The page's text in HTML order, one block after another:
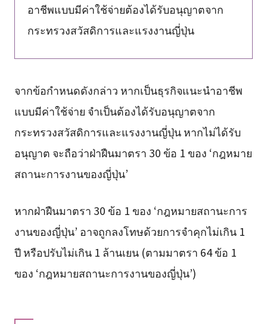
อาชีพแบบมีค่าใช้จ่ายต้องได้รับอนุญาตจาก
กระทรวงสวัสดิการและแรงงานญี่ปุ่น
จากข้อกำหนดดังกล่าว หากเป็นธุรกิจแนะนำอาชีพ
แบบมีค่าใช้จ่าย จำเป็นต้องได้รับอนุญาตจาก
กระทรวงสวัสดิการและแรงงานญี่ปุ่น หากไม่ได้รับ
อนุญาต จะถือว่าฝ่าฝืนมาตรา 30 ข้อ 1 ของ ‘กฎหมาย
สถานะการงานของญี่ปุ่น’
หากฝ่าฝืนมาตรา 30 ข้อ 1 ของ ‘กฎหมายสถานะการ
งานของญี่ปุ่น’ อาจถูกลงโทษด้วยการจำคุกไม่เกิน 1
ปี หรือปรับไม่เกิน 1 ล้านเยน (ตามมาตรา 64 ข้อ 1
ของ ‘กฎหมายสถานะการงานของญี่ปุ่น’)